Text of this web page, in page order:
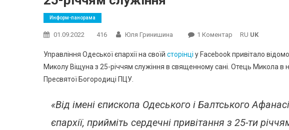
Информ-панорама
01.09.2022 416 Юля Гринишина 1 Коментар До
Храму
ПЦУ
Миколу
Привітали
RU UK
Управління Одеської єпархії на своїй сторінці у Facebook привітало
Миколу Віщуна з 25-річчям служіння в священному сані. Отець Микола в
Пресвятої Богородиці ПЦУ.
«Від імені єпископа Одеського і Балтського
єпархії, прийміть сердечні привітання з 25-ти